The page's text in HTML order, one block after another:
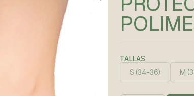
TALLAS
S (34-36) M